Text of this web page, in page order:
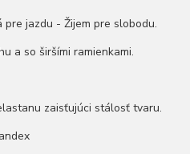
jazdu - Žijem pre slobodu.
a so širšími ramienkami.
zaisťujúci stálosť tvaru.